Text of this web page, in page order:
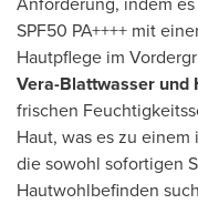
SPF50 PA++++ mit
Hautpflege im
Vera-Blattwasser und
frischen
Haut, was es zu
die sowohl sofortigen
Hautwohlbefinden